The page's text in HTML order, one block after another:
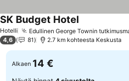
Hotelli Edullinen George Townin
SK Budget HotelKatso hinnat
4,6 81 2.7 km kohteesta Keskusta
Alkaen 14 €